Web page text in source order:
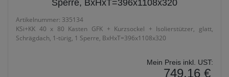
Sperre, BxHxT=396x1108x320
Artikelnummer: 335134
KSi+KK 40 x 80 Kasten GFK + Kurzsockel + Isolierstützer, glatt,
Schrägdach, 1-türig, 1 Sperre, BxHxT=396x1108x320
Mein Preis inkl. UST:
749,16 €